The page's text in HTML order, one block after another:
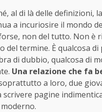
al di là delle definizioni,
a incuriosire il mondo
non del tutto. Non è
del termine. È qualcosa
di dubbio, qualcosa di
Una relazione che fa
a loro, due
scrivere pagine